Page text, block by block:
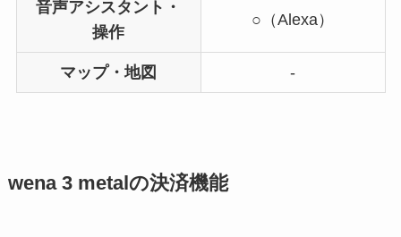
音声アシスタント・
操作
○（Alexa）
マップ・地図 -
wena 3 metalの決済機能